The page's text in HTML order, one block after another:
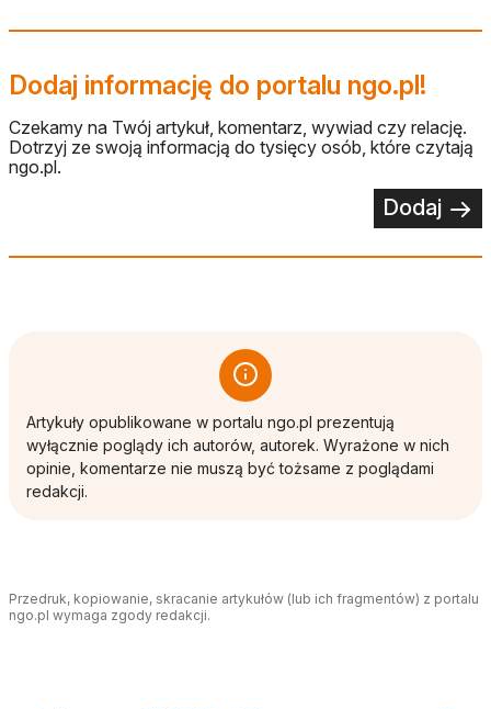
Dodaj informację do portalu ngo.pl!
Czekamy na Twój artykuł, komentarz, wywiad czy relację.
Dotrzyj ze swoją informacją do tysięcy osób, które czytają
ngo.pl.
Dodaj
Artykuły opublikowane w portalu ngo.pl prezentują
wyłącznie poglądy ich autorów, autorek. Wyrażone w nich
opinie, komentarze nie muszą być tożsame z poglądami
redakcji.
Przedruk, kopiowanie, skracanie artykułów (lub ich fragmentów) z portalu
ngo.pl wymaga zgody redakcji.